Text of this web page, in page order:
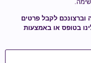
.
וברצונכם לקבל פרטים
בטופס או באמצעות